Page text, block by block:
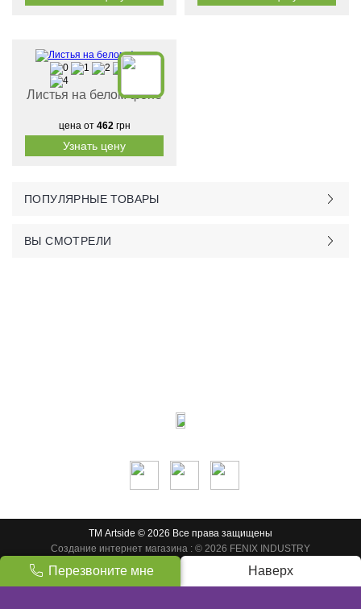
Листья на белом фоне
цена от 462грн
Узнать цену
ПОПУЛЯРНЫЕ ТОВАРЫ
ВЫ СМОТРЕЛИ
ТМ Artside © 2026 Все права защищены
Создание интернет магазина : © 2026 FENIX INDUSTRY
Наверх
Перезвоните мне